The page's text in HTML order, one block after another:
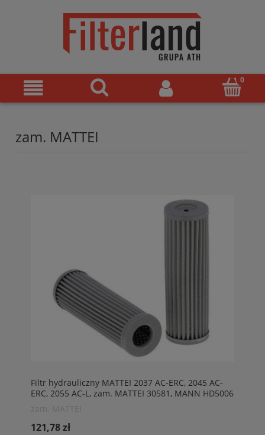
zam. MATTEI
Filtr hydrauliczny MATTEI 2037 AC-ERC, 2045 AC-
ERC, 2055 AC-L, zam. MATTEI 30581, MANN HD5006
121,78 zł